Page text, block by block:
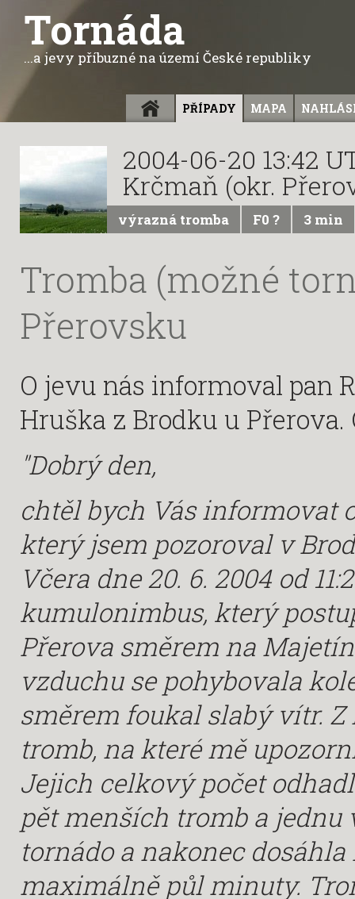
Tornáda
...a jevy příbuzné na území České republiky
ÚVOD PŘÍPADY MAPA
2004-06-20 13:42
Krčmaň (okr.
výrazná tromba F0 ? 3 min
Tromba (možné
Přerovsku
O jevu nás informoval pan
Hruška z Brodku u Přerova.
"Dobrý den,
chtěl bych Vás informovat
který jsem pozoroval v
Včera dne 20. 6. 2004 od
kumulonimbus, který
Přerova směrem na
vzduchu se pohybovala
směrem foukal slabý vítr.
tromb, na které mě
Jejich celkový počet
pět menších tromb a
tornádo a nakonec
maximálně půl minuty.